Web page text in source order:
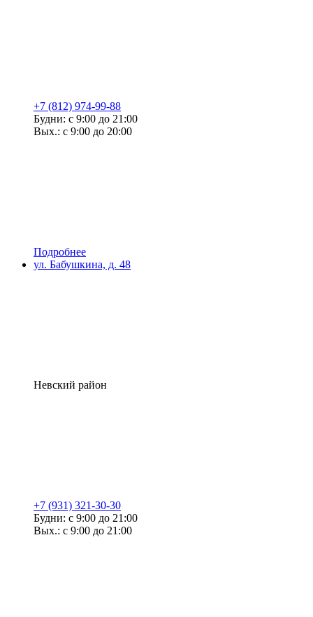
+7 (812) 974-99-88
Будни: с 9:00 до 21:00
Вых.: с 9:00 до 20:00
Подробнее
ул. Бабушкина, д. 48
Невский район
+7 (931) 321-30-30
Будни: с 9:00 до 21:00
Вых.: с 9:00 до 21:00